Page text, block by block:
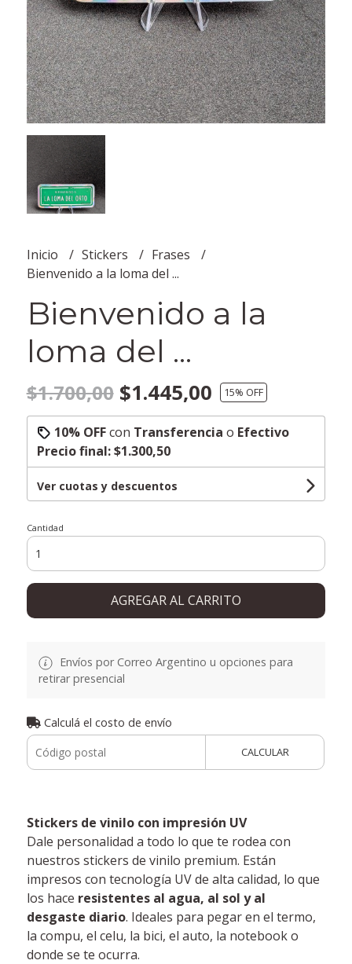
Inicio Stickers
Frases
Bienvenido a la loma del ...
Bienvenido a la
loma del ...
$1.700,00$1.445,00 15% OFF
10% OFFcon Transferencia o Efectivo
Precio final:$1.300,50
Ver cuotas y descuentos
Cantidad
AGREGAR AL CARRITO
Envíos por Correo Argentino u opciones para
retirar presencial
Calculá el costo de envío
CALCULAR
Stickers de vinilo con impresión UV
Dale personalidad a todo lo que te rodea con
nuestros stickers de vinilo premium. Están
impresos con tecnología UV de alta calidad, lo que
los hace resistentes al agua, al sol y al
desgaste diario. Ideales para pegar en el termo,
la compu, el celu, la bici, el auto, la notebook o
donde se te ocurra.